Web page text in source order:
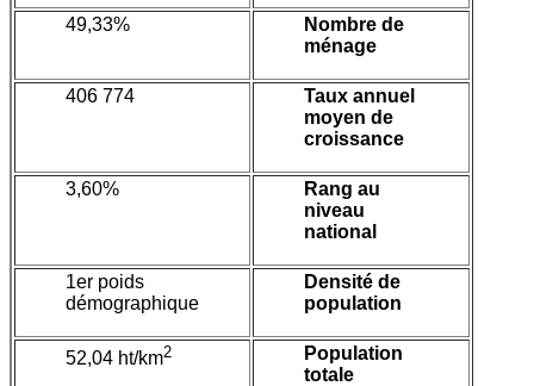
49,33%
Nombre de
ménage
406 774
Taux annuel
moyen de
croissance
3,60%
Rang au
niveau
national
1er poids
démographique
Densité de
population
52,04 ht/km2
Population
totale